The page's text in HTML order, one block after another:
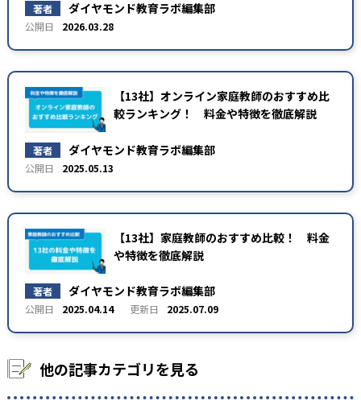
著者 ダイヤモンド教育ラボ編集部
2026.03.28
【13社】オンライン家庭教師のおすすめ比
較ランキング！ 料金や特徴を徹底解説
著者 ダイヤモンド教育ラボ編集部
2025.05.13
【13社】家庭教師のおすすめ比較！ 料金
や特徴を徹底解説
著者 ダイヤモンド教育ラボ編集部
2025.04.14 2025.07.09
他の記事カテゴリを見る